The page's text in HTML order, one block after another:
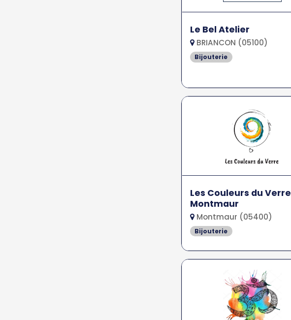
Le Bel Atelier
BRIANCON (05100)
Bijouterie
Les Couleurs du Verre
Montmaur
Montmaur (05400)
Bijouterie